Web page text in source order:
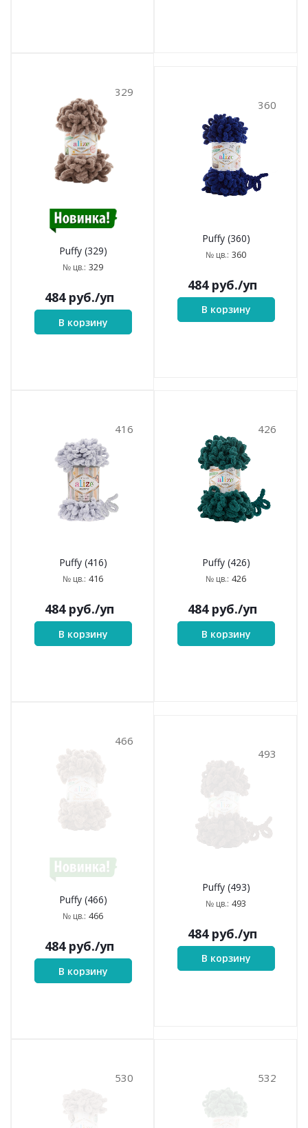
329
Puffy (329)
№ цв.: 329
484руб./уп
В корзину
360
Puffy (360)
№ цв.: 360
484руб./уп
В корзину
416
Puffy (416)
№ цв.: 416
484руб./уп
В корзину
426
Puffy (426)
№ цв.: 426
484руб./уп
В корзину
466
Puffy (466)
№ цв.: 466
484руб./уп
В корзину
493
Puffy (493)
№ цв.: 493
484руб./уп
В корзину
530 532